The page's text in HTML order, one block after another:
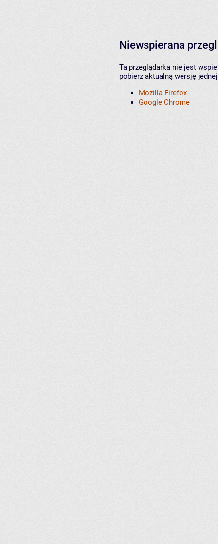
Niewspierana
Ta przeglądarka nie jest
pobierz aktualną wersję
Mozilla Firefox
Google Chrome